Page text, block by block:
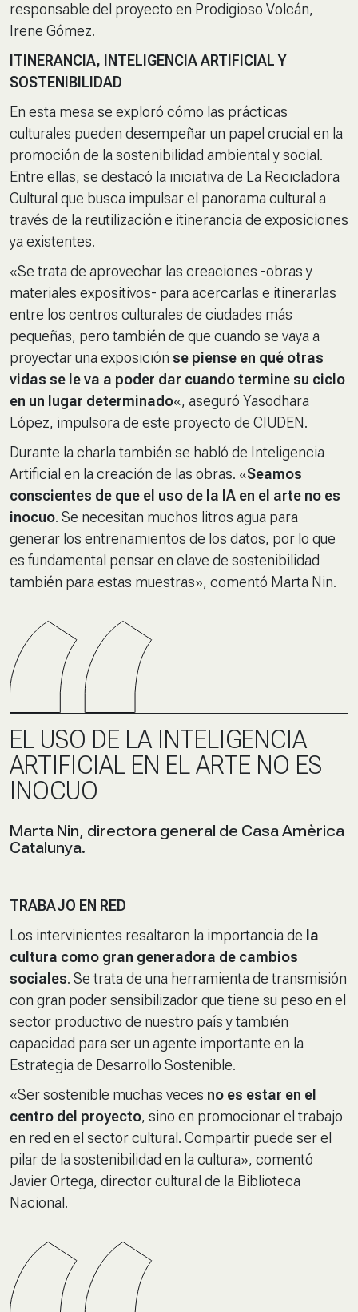
responsable del proyecto en Prodigioso Volcán,
Irene Gómez.
ITINERANCIA, INTELIGENCIA ARTIFICIAL Y
SOSTENIBILIDAD
En esta mesa se exploró cómo las prácticas
culturales pueden desempeñar un papel crucial en la
promoción de la sostenibilidad ambiental y social.
Entre ellas, se destacó la iniciativa de La Recicladora
Cultural que busca impulsar el panorama cultural a
través de la reutilización e itinerancia de exposiciones
ya existentes.
«Se trata de aprovechar las creaciones -obras y
materiales expositivos- para acercarlas e itinerarlas
entre los centros culturales de ciudades más
pequeñas, pero también de que cuando se vaya a
proyectar una exposición se piense en qué otras
vidas se le va a poder dar cuando termine su ciclo
en un lugar determinado«, aseguró Yasodhara
López, impulsora de este proyecto de CIUDEN.
Durante la charla también se habló de Inteligencia
Artificial en la creación de las obras. «Seamos
conscientes de que el uso de la IA en el arte no es
inocuo. Se necesitan muchos litros agua para
generar los entrenamientos de los datos, por lo que
es fundamental pensar en clave de sostenibilidad
también para estas muestras», comentó Marta Nin.
EL USO DE LA INTELIGENCIA
ARTIFICIAL EN EL ARTE NO ES
INOCUO
Marta Nin, directora general de Casa Amèrica
Catalunya.
TRABAJO EN RED
Los intervinientes resaltaron la importancia de la
cultura como gran generadora de cambios
sociales. Se trata de una herramienta de transmisión
con gran poder sensibilizador que tiene su peso en el
sector productivo de nuestro país y también
capacidad para ser un agente importante en la
Estrategia de Desarrollo Sostenible.
«Ser sostenible muchas veces no es estar en el
centro del proyecto, sino en promocionar el trabajo
en red en el sector cultural. Compartir puede ser el
pilar de la sostenibilidad en la cultura», comentó
Javier Ortega, director cultural de la Biblioteca
Nacional.